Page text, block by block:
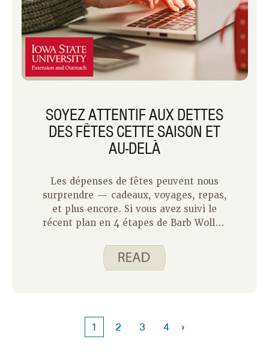
SOYEZ ATTENTIF AUX DETTES
DES FÊTES CETTE SAISON ET
AU-DELÀ
Les dépenses de fêtes peuvent nous
surprendre — cadeaux, voyages, repas,
et plus encore. Si vous avez suivi le
récent plan en 4 étapes de Barb Wollan
vous êtes déjà en avance. Allez plus
loin en utilisant les ressources de
finances personnelles pendant cette
période des fêtes et au-delà !
1 2 3 4 ›